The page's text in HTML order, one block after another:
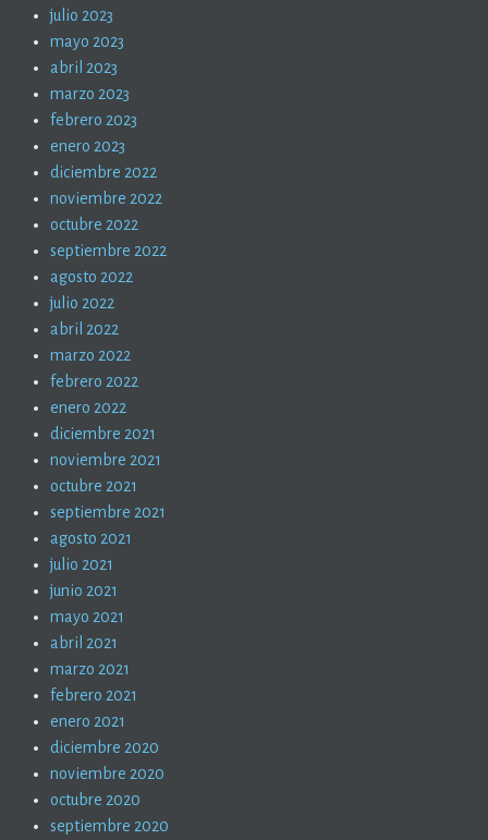
julio 2023
mayo 2023
abril 2023
marzo 2023
febrero 2023
enero 2023
diciembre 2022
noviembre 2022
octubre 2022
septiembre 2022
agosto 2022
julio 2022
abril 2022
marzo 2022
febrero 2022
enero 2022
diciembre 2021
noviembre 2021
octubre 2021
septiembre 2021
agosto 2021
julio 2021
junio 2021
mayo 2021
abril 2021
marzo 2021
febrero 2021
enero 2021
diciembre 2020
noviembre 2020
octubre 2020
septiembre 2020